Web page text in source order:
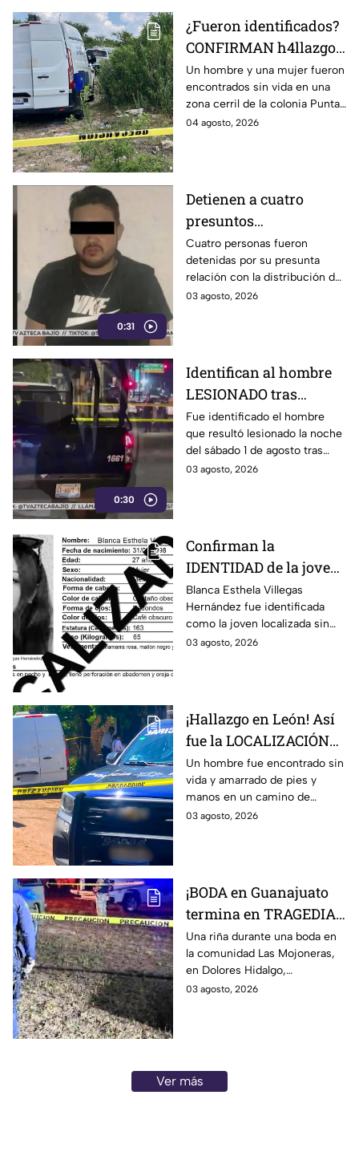
¿Fueron identificados?
CONFIRMAN h4llazgo
de un hombre y una
mujer s1n v1da en zona
cerril de León, HOY
martes
Un hombre y una mujer fueron
encontrados sin vida en una
zona cerril de la colonia Punta
del Sol, en el polígono de Las
04 agosto, 2026
0:31
Detienen a cuatro
presuntos
D3LINCUENTES en
León: así OCURRIÓ
Cuatro personas fueron
detenidas por su presunta
relación con la distribución de
droga en distintos puntos de
03 agosto, 2026
0:30
Identifican al hombre
LESIONADO tras
agresión en colonia
Constitución de
Apatzingán en Irapuato
Fue identificado el hombre
que resultó lesionado la noche
del sábado 1 de agosto tras
registrarse detonaciones en la
03 agosto, 2026
Confirman la
IDENTIDAD de la joven
hallada s1n v1da en
Celaya, Guanajuato;
llevaba dos días
desaparecida
Blanca Esthela Villegas
Hernández fue identificada
como la joven localizada sin
vida en Celaya, Guanajuato,
03 agosto, 2026
¡Hallazgo en León! Así
fue la LOCALIZACIÓN
de un hombre s1n v1da,
en la Nuevo León, HOY
lunes: revelan cómo iba
vestido
Un hombre fue encontrado sin
vida y amarrado de pies y
manos en un camino de
terracería de la colonia Nuevo
03 agosto, 2026
¡BODA en Guanajuato
termina en TRAGEDIA!
Hombre mu3re tras
riña en pleno festejo;
otro terminó herido:
Así ocurrió
Una riña durante una boda en
la comunidad Las Mojoneras,
en Dolores Hidalgo,
Guanajuato, dejó un hombre
03 agosto, 2026
Ver más